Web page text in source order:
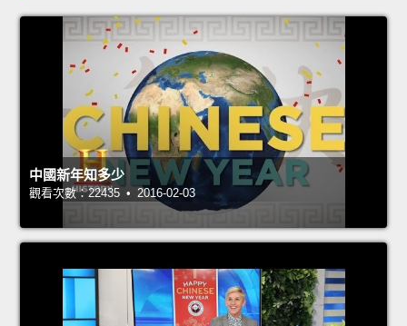
中國新年知多少
觀看次數：22435 • 2016-02-03